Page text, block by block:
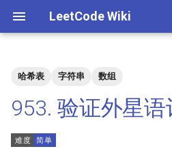
LeetCode Wiki
始
化
哈希表 字符串 数组
953. 验证外星语